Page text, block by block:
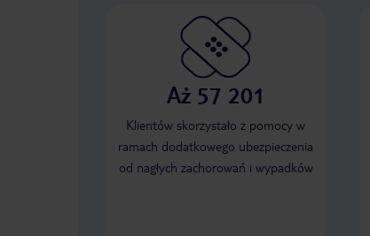
Aż 57 201
Klientów skorzystało z pomocy w
ramach dodatkowego ubezpieczenia
od nagłych zachorowań i wypadków